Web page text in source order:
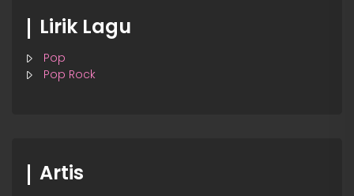
Lirik Lagu
Pop
Pop Rock
Artis